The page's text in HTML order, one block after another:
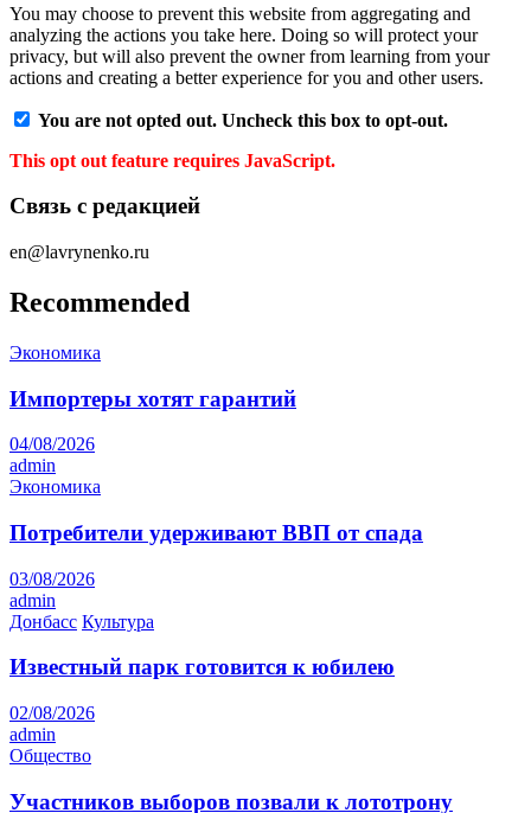
You may choose to prevent this website from aggregating and
analyzing the actions you take here. Doing so will protect your
privacy, but will also prevent the owner from learning from your
actions and creating a better experience for you and other users.
You are not opted out. Uncheck this box to opt-out.
This opt out feature requires JavaScript.
Связь с редакцией
en@lavrynenko.ru
Recommended
Экономика
Импортеры хотят гарантий
04/08/2026
admin
Экономика
Потребители удерживают ВВП от спада
03/08/2026
admin
Донбасс Культура
Известный парк готовится к юбилею
02/08/2026
admin
Общество
Участников выборов позвали к лототрону